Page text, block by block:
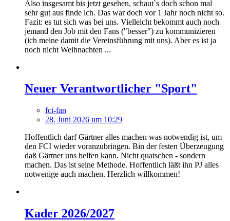
Also insgesamt bis jetzt gesehen, schaut`s doch schon mal
sehr gut aus finde ich. Das war doch vor 1 Jahr noch nicht so.
Fazit: es tut sich was bei uns. Vielleicht bekommt auch noch
jemand den Job mit den Fans ("besser") zu kommunizieren
(ich meine damit die Vereinsführung mit uns). Aber es ist ja
noch nicht Weihnachten ...
Neuer Verantwortlicher "Sport"
fci-fan
28. Juni 2026 um 10:29
Hoffentlich darf Gärtner alles machen was notwendig ist, um
den FCI wieder voranzubringen. Bin der festen Überzeugung
daß Gärtner uns helfen kann. Nicht quatschen - sondern
machen. Das ist seine Methode. Hoffentlich läßt ihn PJ alles
notwenige auch machen. Herzlich willkommen!
Kader 2026/2027